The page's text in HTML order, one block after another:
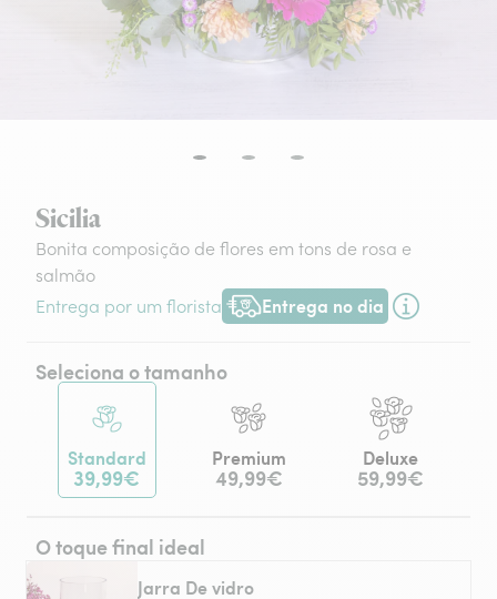
Sicilia
Bonita composição de flores em tons de rosa e
salmão
Entrega por um florista
Entrega no dia
Entrega hoje ou na data à tua
Seleciona o tamanho
Standard
39,99€
Premium
49,99€
Deluxe
59,99€
O toque final ideal
Jarra De vidro